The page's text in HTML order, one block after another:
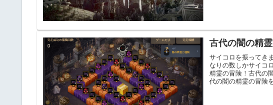
古代の闇の精
サイコロを振ってき
なりの数しかサイコ
精霊の冒険！古代の
代の闇の精霊の冒険